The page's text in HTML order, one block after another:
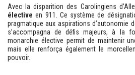
Avec la disparition des Carolingiens
élective en 911. Ce système de
pragmatique aux aspirations d’autonomie
s’accompagna de défis majeurs, à la
monarchie élective permit de maintenir
mais elle renforça également le
pouvoir.